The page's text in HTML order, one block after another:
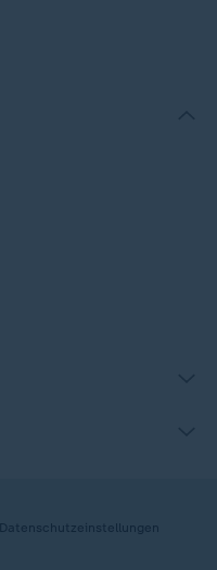
Datenschutzeinstellungen